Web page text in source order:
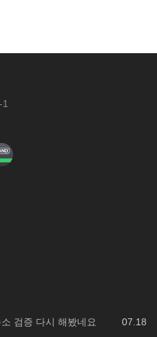
07.18
검증 다시 해봤네요